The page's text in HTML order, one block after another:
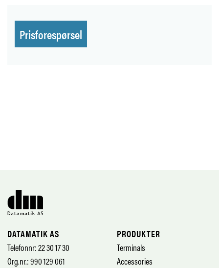
Prisforespørsel
DATAMATIK AS
Telefonnr: 22 30 17 30
Org.nr.: 990 129 061
PRODUKTER
Terminals
Accessories